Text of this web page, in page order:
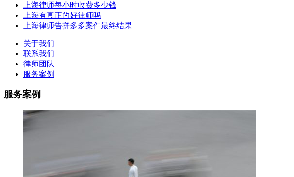
上海律师每小时收费多少钱
上海有真正的好律师吗
上海律师告拼多多案件最终结果
关于我们
联系我们
律师团队
服务案例
服务案例